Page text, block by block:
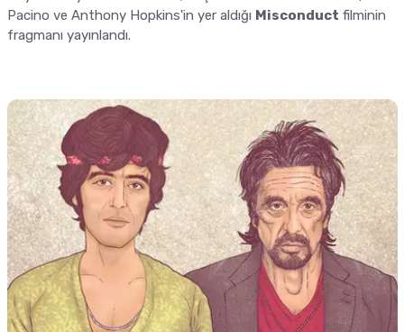
Pacino ve Anthony Hopkins'in yer aldığı Misconduct filminin
fragmanı yayınlandı.